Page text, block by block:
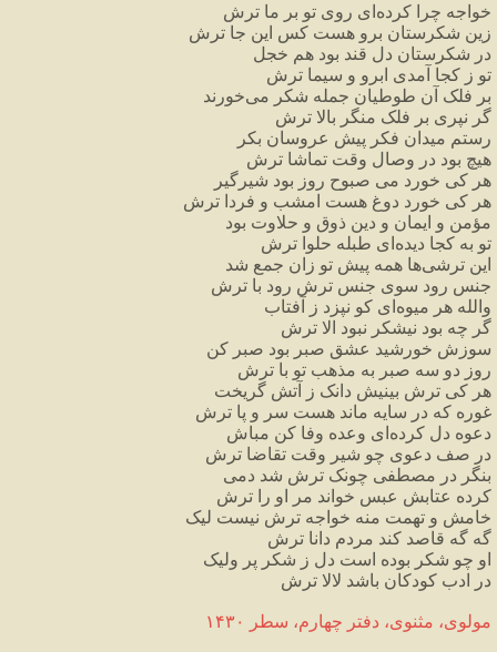
خواجه چرا کرده ای روی تو بر ما ترش
زین شکرستان برو هست کس این جا ترش
در شکرستان دل قند بود هم خجل
تو ز کجا آمدی ابرو و سیما ترش
بر فلک آن طوطیان جمله شکر میخورند
گر نپری بر فلک منگر بالا ترش
رستم میدان فکر پیش عروسان بکر
هیچ بود در وصال وقت تماشا ترش
هر کی خورد می صبوح روز بود شیرگیر
هر کی خورد دوغ هست امشب و فردا ترش
مؤمن و ایمان و دین ذوق و حلاوت بود
تو به کجا دیده ای طبله حلوا ترش
این ترشیها همه پیش تو زان جمع شد
جنس رود سوی جنس ترش رود با ترش
والله هر میوه ای کو نپزد ز
آفتاب
گر چه بود نیشکر نبود الا ترش
سوزش خورشید عشق صبر بود صبر کن
روز دو سه صبر به مذهب تو با ترش
هر کی ترش بینیش دانک ز آتش گریخت
غوره که در سایه ماند هست سر و پا ترش
دعوه دل کرده ای وعده وفا کن مباش
در صف دعوی چو شیر وقت تقاضا ترش
بنگر در مصطفی چونک ترش شد دمی
کرده عتابش عبس خواند مر او را
ترش
خامش و تهمت منه خواجه ترش نیست لیک
گه گه قاصد کند مردم دانا ترش
او چو شکر بوده است دل ز شکر پر ولیک
در
ادب کودکان باشد لالا ترش
مولوی، مثنوی، دفتر چهارم، سطر ۱۴۳۰